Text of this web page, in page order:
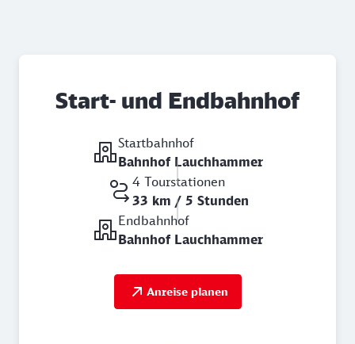
Start- und Endbahnhof
Startbahnhof
Bahnhof Lauchhammer
4 Tourstationen
33 km / 5 Stunden
Endbahnhof
Bahnhof Lauchhammer
Anreise planen